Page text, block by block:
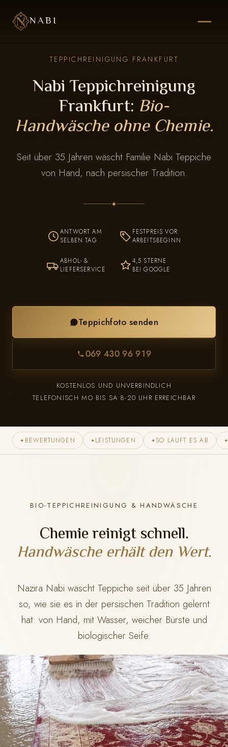
NABI
TEPPICHREINIGUNG FRANKFURT
Nabi Teppichreinigung
Frankfurt: Bio-
Handwäsche ohne Chemie.
Seit über 35 Jahren wäscht Familie Nabi Teppiche
von Hand, nach persischer Tradition.
✦
ANTWORT AM
SELBEN TAG
FESTPREIS VOR
ARBEITSBEGINN
ABHOL- &
LIEFERSERVICE
4,5 STERNE
BEI GOOGLE
Teppichfoto senden
069 430 96 919
KOSTENLOS UND UNVERBINDLICH
TELEFONISCH MO BIS SA 8-20 UHR ERREICHBAR
✦ BEWERTUNGEN ✦ LEISTUNGEN ✦ SO LÄUFT ES AB ✦
BIO-TEPPICHREINIGUNG & HANDWÄSCHE
Chemie reinigt schnell.
Handwäsche erhält den Wert.
Nazira Nabi wäscht Teppiche seit über 35 Jahren
so, wie sie es in der persischen Tradition gelernt
hat: von Hand, mit Wasser, weicher Bürste und
biologischer Seife.